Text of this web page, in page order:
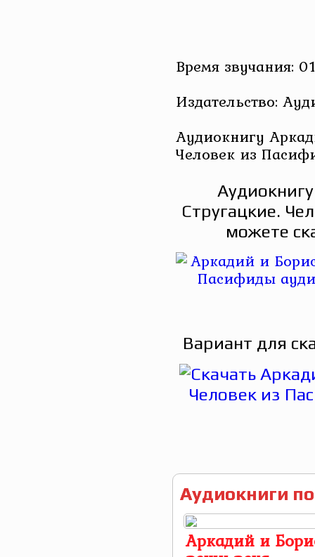
Время звучания:
Издательство:
Аудиокнигу
Человек из
Стругацкие.
можете
Вариант для
Аудиокниги
Аркадий и